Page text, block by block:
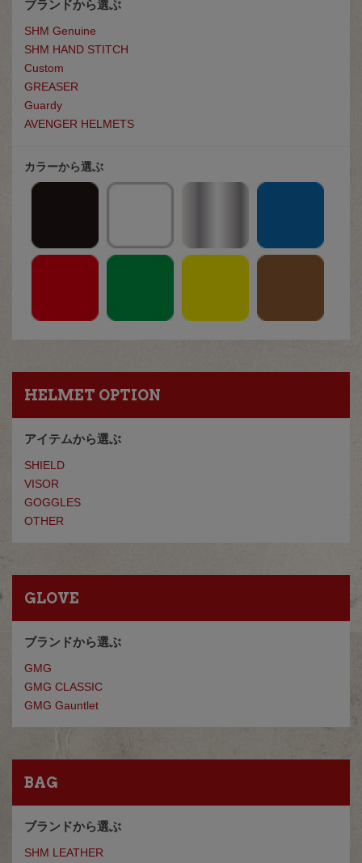
ブランドから選ぶ
SHM Genuine
SHM HAND STITCH
Custom
GREASER
Guardy
AVENGER HELMETS
カラーから選ぶ
HELMET OPTION
アイテムから選ぶ
SHIELD
VISOR
GOGGLES
OTHER
GLOVE
ブランドから選ぶ
GMG
GMG CLASSIC
GMG Gauntlet
BAG
ブランドから選ぶ
SHM LEATHER